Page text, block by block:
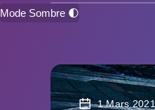
Mode Sombre 🌓
1 Mars 2021